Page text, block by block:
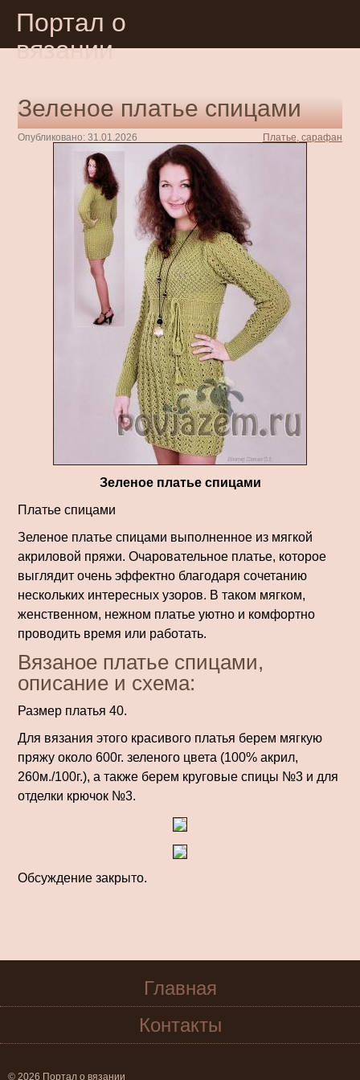
Портал о
вязании
Зеленое платье спицами
Опубликовано: 31.01.2026 Платье, сарафан
Зеленое платье спицами
Платье спицами
Зеленое платье спицами выполненное из мягкой
акриловой пряжи. Очаровательное платье, которое
выглядит очень эффектно благодаря сочетанию
нескольких интересных узоров. В таком мягком,
женственном, нежном платье уютно и комфортно
проводить время или работать.
Вязаное платье спицами,
описание и схема:
Размер платья 40.
Для вязания этого красивого платья берем мягкую
пряжу около 600г. зеленого цвета (100% акрил,
260м./100г.), а также берем круговые спи­цы №3 и для
отделки крючок №3.
Обсуждение закрыто.
Главная
Контакты
© 2026 Портал о вязании